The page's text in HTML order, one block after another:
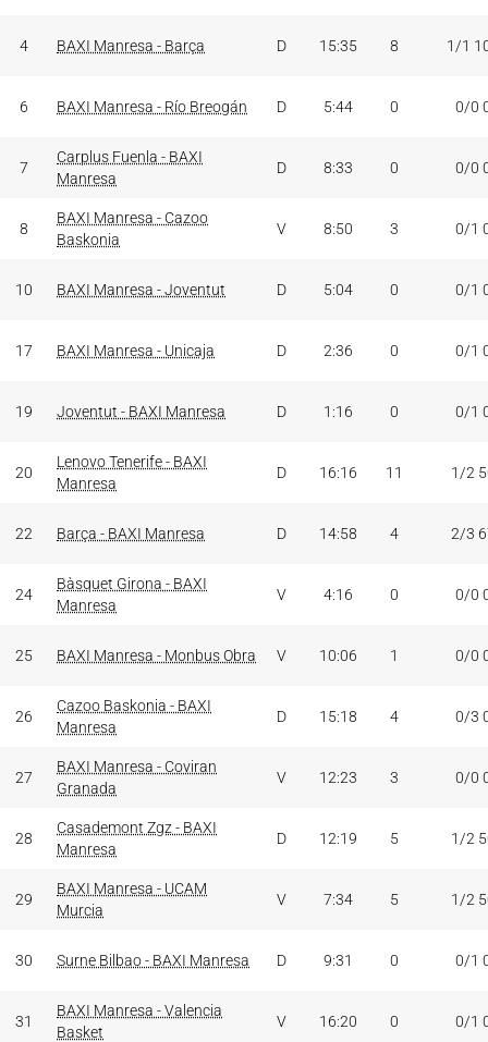
4 BAXI Manresa - Barça D 15:35 8 1/1
6 BAXI Manresa - Río Breogán D 5:44 0 0/0
7
Carplus Fuenla - BAXI
Manresa
D 8:33 0 0/0
8
BAXI Manresa - Cazoo
Baskonia
V 8:50 3 0/1
10 BAXI Manresa - Joventut D 5:04 0 0/1
17 BAXI Manresa - Unicaja D 2:36 0 0/1
19 Joventut - BAXI Manresa D 1:16 0 0/1
20
Lenovo Tenerife - BAXI
Manresa
D 16:16 11 1/2
22 Barça - BAXI Manresa D 14:58 4 2/3
24
Bàsquet Girona - BAXI
Manresa
V 4:16 0 0/0
25 BAXI Manresa - Monbus Obra V 10:06 1 0/0
26
Cazoo Baskonia - BAXI
Manresa
D 15:18 4 0/3
27
BAXI Manresa - Coviran
Granada
V 12:23 3 0/0
28
Casademont Zgz - BAXI
Manresa
D 12:19 5 1/2
29
BAXI Manresa - UCAM
Murcia
V 7:34 5 1/2
30 Surne Bilbao - BAXI Manresa D 9:31 0 0/1
31
BAXI Manresa - Valencia
Basket
V 16:20 0 0/1